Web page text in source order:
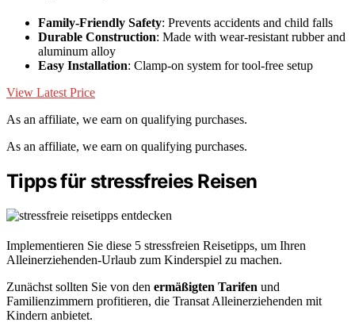
Family-Friendly Safety: Prevents accidents and child falls
Durable Construction: Made with wear-resistant rubber and
aluminum alloy
Easy Installation: Clamp-on system for tool-free setup
View Latest Price
As an affiliate, we earn on qualifying purchases.
As an affiliate, we earn on qualifying purchases.
Tipps für stressfreies Reisen
Implementieren Sie diese 5 stressfreien Reisetipps, um Ihren
Alleinerziehenden-Urlaub zum Kinderspiel zu machen.
Zunächst sollten Sie von den ermäßigten Tarifen und
Familienzimmern profitieren, die Transat Alleinerziehenden mit
Kindern anbietet.